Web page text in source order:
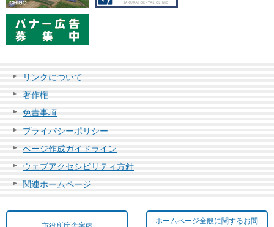
リンクについて
著作権
免責事項
プライバシーポリシー
ページ作成ガイドライン
ウェブアクセシビリティ方針
関連ホームページ
ホームページ全般に関するお問